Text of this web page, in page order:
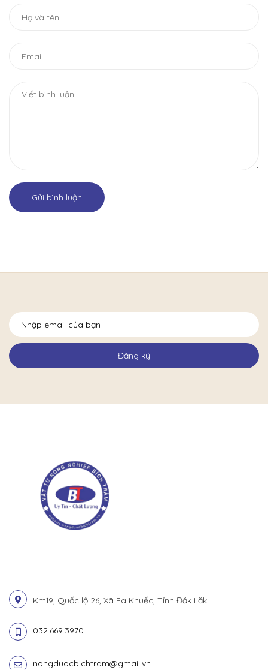
Gửi bình luận
Đăng ký
Km19, Quốc lộ 26, Xã Ea Knuếc, Tỉnh Đăk Lăk
032.669.3970
nongduocbichtram@gmail.vn